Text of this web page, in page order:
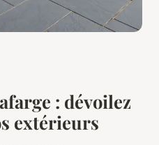
: dévoilez
extérieurs